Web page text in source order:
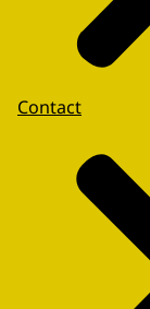
Contact